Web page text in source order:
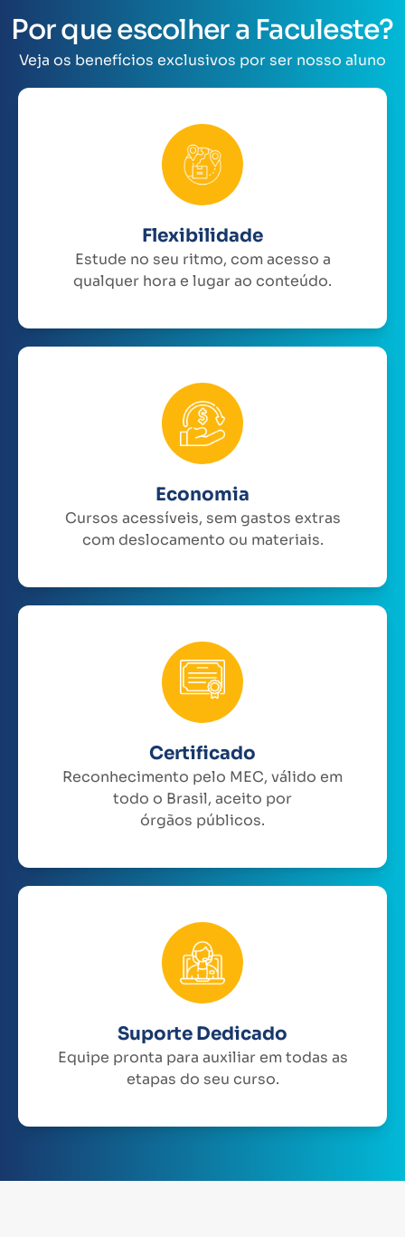
Por que escolher a Faculeste?
Veja os benefícios exclusivos por ser nosso aluno
Flexibilidade
Estude no seu ritmo, com acesso a
qualquer hora e lugar ao conteúdo.
Economia
Cursos acessíveis, sem gastos extras
com deslocamento ou materiais.
Certificado
Reconhecimento pelo MEC, válido em
todo o Brasil, aceito por
órgãos públicos.
Suporte Dedicado
Equipe pronta para auxiliar em todas as
etapas do seu curso.